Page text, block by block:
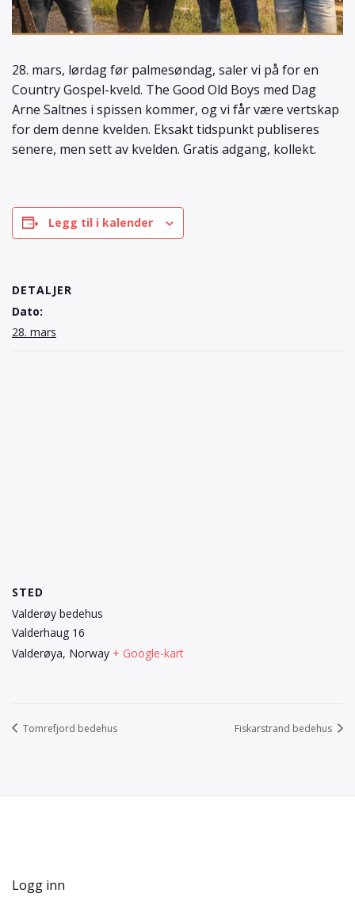
28. mars, lørdag før palmesøndag, saler vi på for en
Country Gospel-kveld. The Good Old Boys med Dag
Arne Saltnes i spissen kommer, og vi får være vertskap
for dem denne kvelden. Eksakt tidspunkt publiseres
senere, men sett av kvelden. Gratis adgang, kollekt.
Legg til i kalender
DETALJER
Dato:
28. mars
STED
Valderøy bedehus
Valderhaug 16
Valderøya, Norway + Google-kart
Tomrefjord bedehus Fiskarstrand bedehus
Logg inn